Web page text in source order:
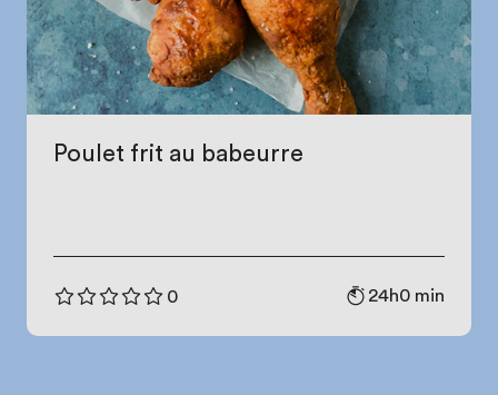
Poulet frit au babeurre
0 24h0 min